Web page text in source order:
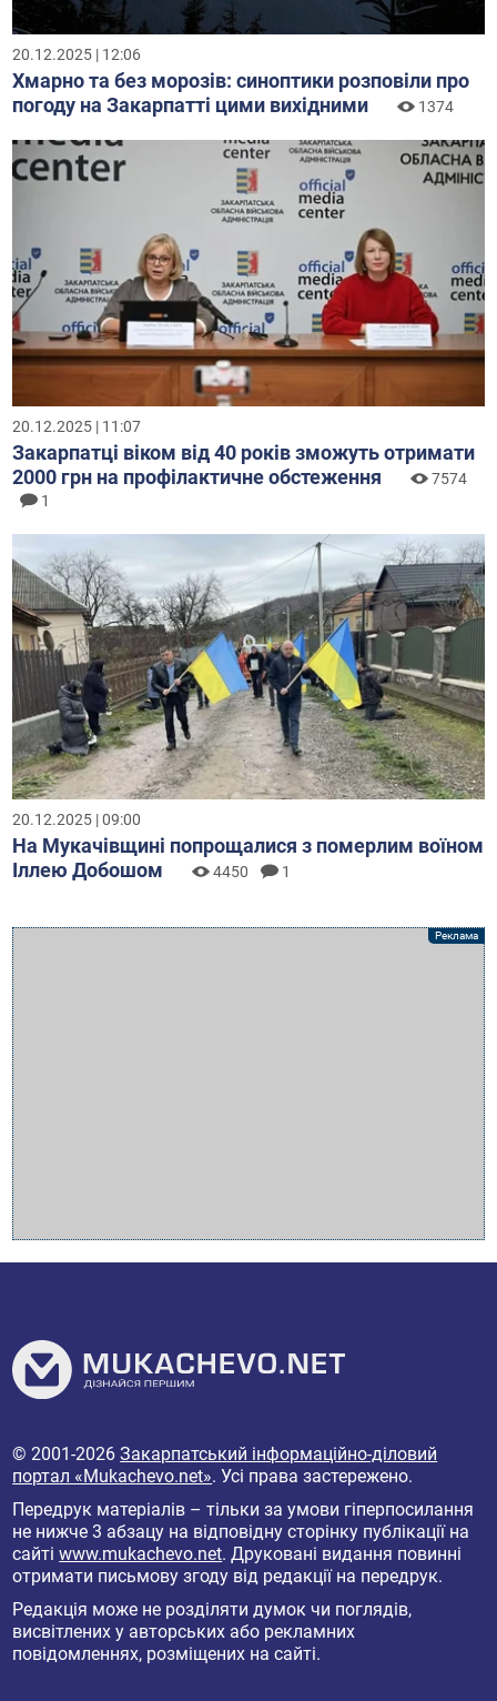
20.12.2025 | 12:06
Хмарно та без морозів: синоптики розповіли про
погоду на Закарпатті цими вихідними
1374
20.12.2025 | 11:07
Закарпатці віком від 40 років зможуть отримати
2000 грн на профілактичне обстеження
7574
1
20.12.2025 | 09:00
На Мукачівщині попрощалися з померлим воїном
Іллею Добошом
4450 1
© 2001-2026Закарпатський інформаційно-діловий
портал «Mukachevo.net». Усі права застережено.
Передрук матеріалів – тільки за умови гіперпосилання
не нижче 3 абзацу на відповідну сторінку публікації на
сайтіwww.mukachevo.net. Друковані видання повинні
отримати письмову згоду від редакції на передрук.
Редакція може не розділяти думок чи поглядів,
висвітлених у авторських або рекламних
повідомленнях, розміщених на сайті.